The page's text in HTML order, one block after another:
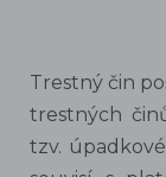
Trestný čin
trestných
tzv.